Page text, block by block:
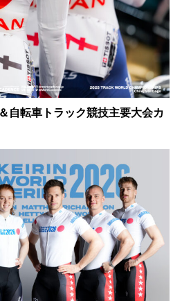
自転車トラック競技主要大会カ